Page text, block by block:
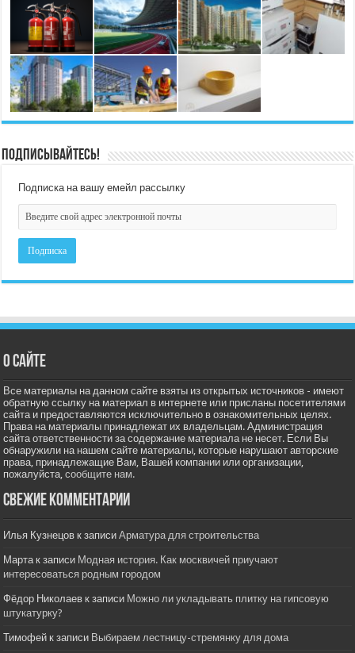
Подписывайтесь!
Подписка на вашу емейл рассылку
О сайте
Все материалы на данном сайте взяты из открытых источников - имеют
обратную ссылку на материал в интернете или присланы посетителями
сайта и предоставляются исключительно в ознакомительных целях.
Права на материалы принадлежат их владельцам. Администрация
сайта ответственности за содержание материала не несет. Если Вы
обнаружили на нашем сайте материалы, которые нарушают авторские
права, принадлежащие Вам, Вашей компании или организации,
пожалуйста,сообщите нам.
Свежие комментарии
Илья Кузнецов к записиАрматура для строительства
Марта к записи Модная история. Как москвичей приучают
интересоваться родным городом
Фёдор Николаев к записи Можно ли укладывать плитку на гипсовую
штукатурку?
Тимофей к записи Выбираем лестницу-стремянку для дома